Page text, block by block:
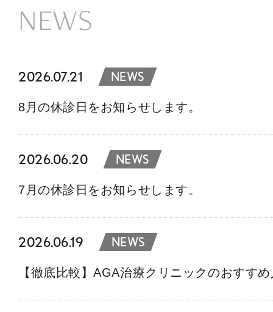
NEWS
2026.07.21 NEWS
8月の休診日をお知らせします。
2026.06.20 NEWS
7月の休診日をお知らせします。
2026.06.19 NEWS
【徹底比較】AGA治療クリニックのおすす